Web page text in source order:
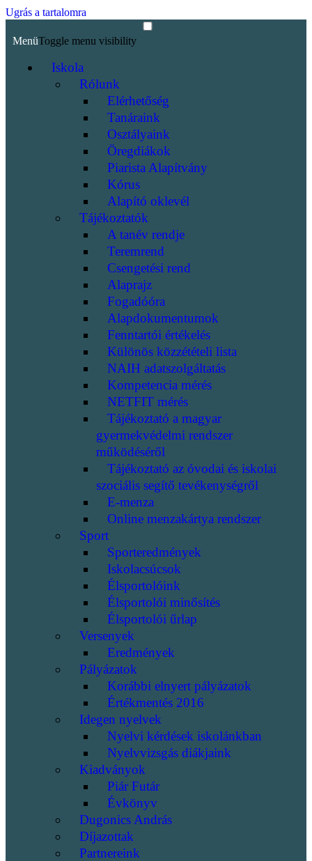
Ugrás a tartalomra
MenüToggle menu visibility
Iskola
Rólunk
Elérhetőség
Tanáraink
Osztályaink
Öregdiákok
Piarista Alapítvány
Kórus
Alapító oklevél
Tájékoztatók
A tanév rendje
Teremrend
Csengetési rend
Alaprajz
Fogadóóra
Alapdokumentumok
Fenntartói értékelés
Különös közzétételi lista
NAIH adatszolgáltatás
Kompetencia mérés
NETFIT mérés
Tájékoztató a magyar
gyermekvédelmi rendszer
működéséről
Tájékoztató az óvodai és iskolai
szociális segítő tevékenységről
E-menza
Online menzakártya rendszer
Sport
Sporteredmények
Iskolacsúcsok
Élsportolóink
Élsportolói minősítés
Élsportolói űrlap
Versenyek
Eredmények
Pályázatok
Korábbi elnyert pályázatok
Értékmentés 2016
Idegen nyelvek
Nyelvi kérdések iskolánkban
Nyelvvizsgás diákjaink
Kiadványok
Piár Futár
Évkönyv
Dugonics András
Díjazottak
Partnereink